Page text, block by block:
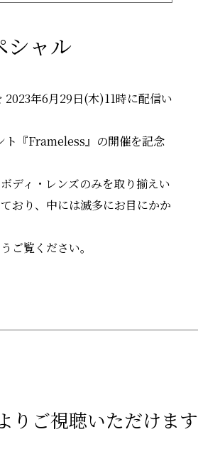
シャル
年6月29日(木)11時に配信い
ト『Frameless』の開催を記念
ディ・レンズのみを取り揃えい
おり、中には滅多にお目にかか
ご覧ください。
りご視聴いただけます